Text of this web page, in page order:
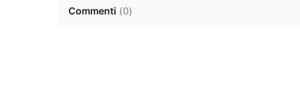
Commenti (0)